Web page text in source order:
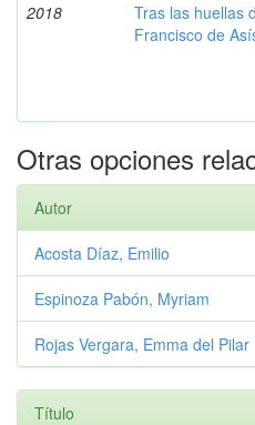
2018
Tras las huellas
Francisco de
Otras opciones
Autor
Acosta Díaz, Emilio
Espinoza Pabón, Myriam
Rojas Vergara, Emma del Pilar
Título